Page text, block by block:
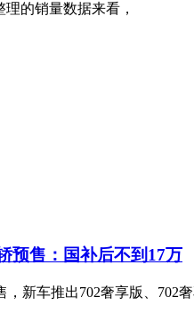
的销量数据来看，
预售：国补后不到17万
新车推出702奢享版、702